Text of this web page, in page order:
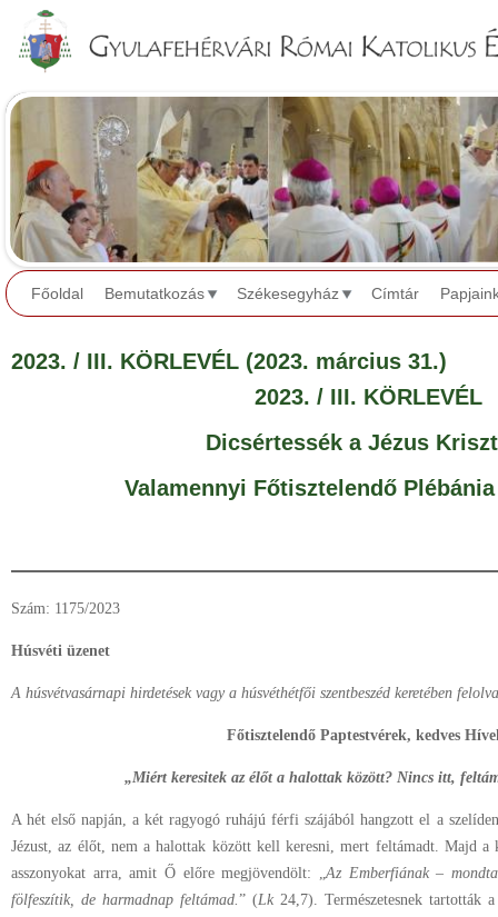
Főoldal Bemutatkozás Székesegyház Címtár
2023. / III. KÖRLEVÉL (2023. március 31.)
2023. / III. KÖRLEVÉL
Dicsértessék a Jézus
Valamennyi Főtisztelendő
Szám: 1175/2023
Húsvéti üzenet
A húsvétvasárnapi hirdetések vagy a húsvéthétfői szentbeszéd keretében
Főtisztelendő Paptestvérek, kedves
„Miért keresitek az élőt a halottak között? Nincs itt,
A hét első napján, a két ragyogó ruhájú férfi szájából hangzott el a
Jézust, az élőt, nem a halottak között kell keresni, mert feltámadt. Majd a
asszonyokat arra, amit Ő előre megjövendölt: „Az Emberfiának –
fölfeszítik, de harmadnap feltámad.” (Lk 24,7). Természetesnek tartották